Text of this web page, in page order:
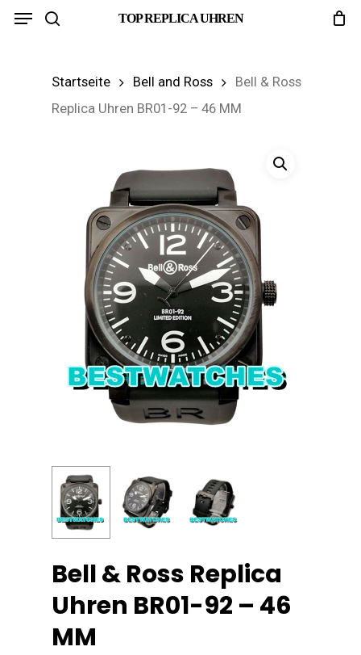
Skip
TOP REPLICA UHREN
Menu
Startseite Bell and Ross
Bell & Ross
Replica Uhren BR01-92 – 46 MM
Bell & Ross Replica
Uhren BR01-92 – 46
MM